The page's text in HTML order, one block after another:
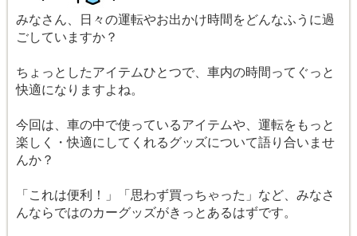
みなさん、日々の運転やお出かけ時間をどんなふうに過
ごしていますか？
ちょっとしたアイテムひとつで、車内の時間ってぐっと
快適になりますよね。
今回は、車の中で使っているアイテムや、運転をもっと
楽しく・快適にしてくれるグッズについて語り合いませ
んか？
「これは便利！」「思わず買っちゃった」など、みなさ
んならではのカーグッズがきっとあるはずです。